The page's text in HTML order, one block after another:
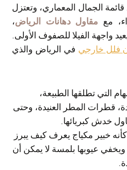
الجمال المعماري، وتعتزل
مع مقاول دهانات الرياض،
واجهة الفيلا للصفوف الأولى.
فلل خارجي في الرياض والذي
التي تطلقها الطبيعة،
قطرات المطر العنيدة، وحتى
خدش كبريائها.
خبير مكياج يعرف كيف يبرز
ويخفي عيوبها بلمسة لا يمكن أن